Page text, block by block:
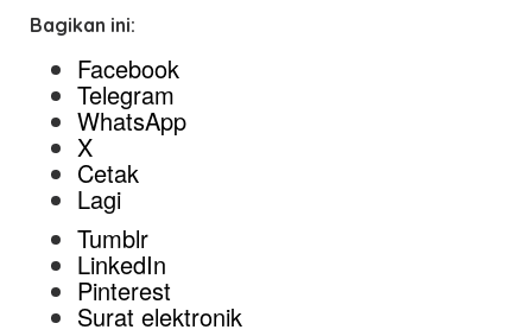
Bagikan ini:
Facebook
Telegram
WhatsApp
X
Cetak
Lagi
Tumblr
LinkedIn
Pinterest
Surat elektronik